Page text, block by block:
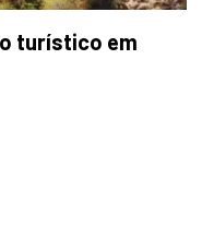
turístico em